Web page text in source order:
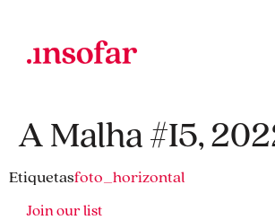
A Malha #I5,
Etiquetasfoto_horizontal
Join our list